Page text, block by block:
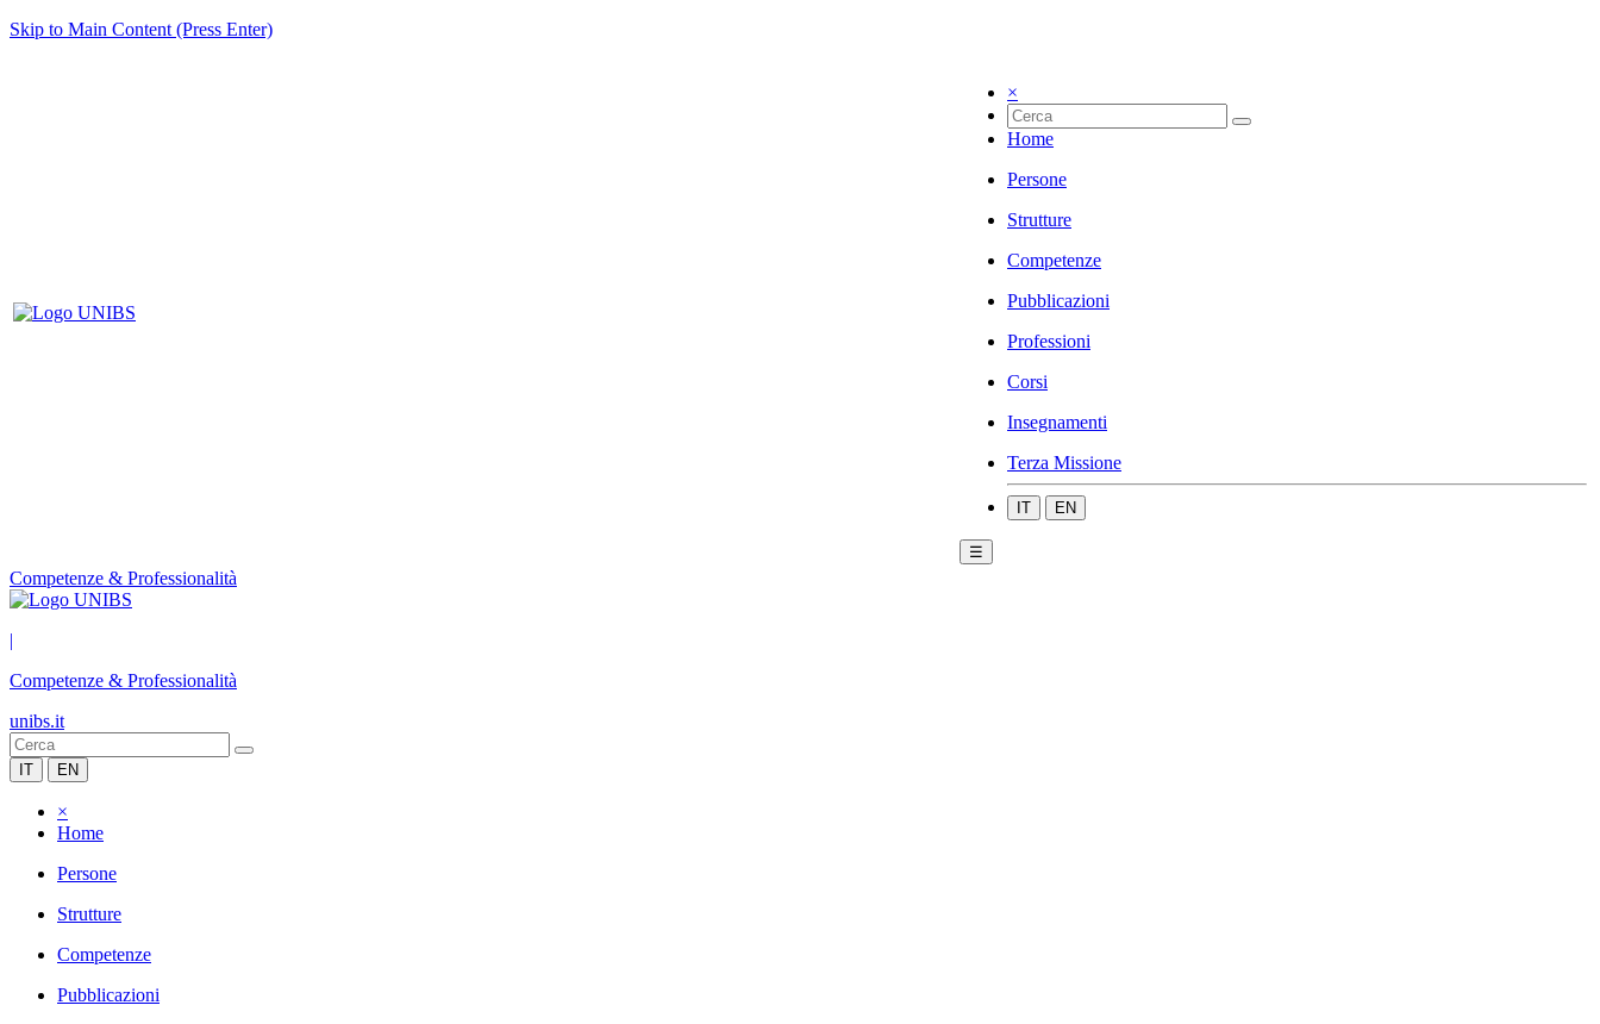
Skip to Main Content (Press Enter)
×
Home
Persone
Strutture
Competenze
Pubblicazioni
Professioni
Corsi
Insegnamenti
Terza Missione
IT EN
☰
Competenze & Professionalità
|
Competenze & Professionalità
unibs.it
IT EN
×
Home
Persone
Strutture
Competenze
Pubblicazioni